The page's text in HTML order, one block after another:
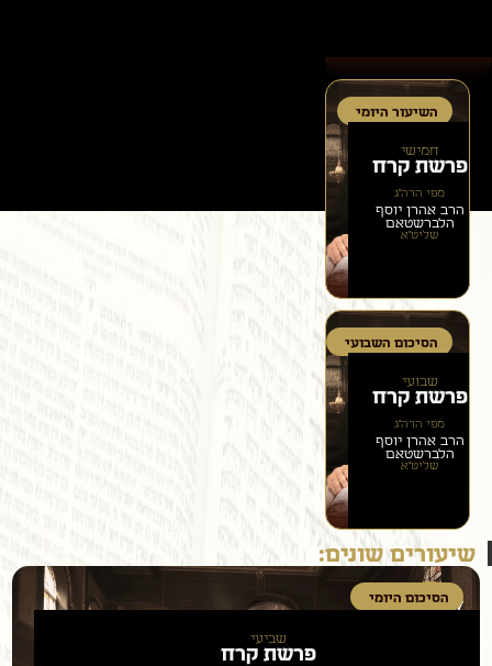
השיעור היומי
חמישי
פרשתקרח
מפי הרה״ג
הרב אהרן יוסף
הלברשטאם
שליט״א
הסיכום השבועי
שבועי
פרשתקרח
מפי הרה״ג
הרב אהרן יוסף
הלברשטאם
שליט״א
שיעורים שונים:
הסיכום היומי
שביעי
פרשתקרח